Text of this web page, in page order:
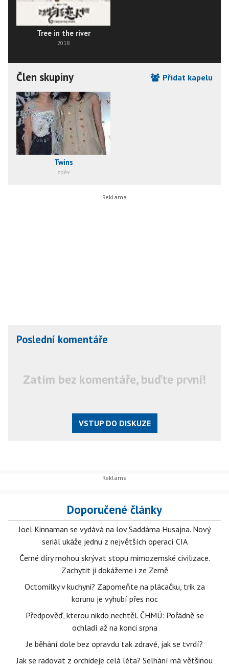
Tree in the river
2018
Člen skupiny Přidat kapelu
Twins
zpěv
Poslední komentáře
Zatím bez komentáře, buďte první!
VSTUP DO DISKUZE
Doporučené články
Joel Kinnaman se vydává na lov Saddáma Husajna. Nový
seriál ukáže jednu z největších operací CIA
Černé díry mohou skrývat stopu mimozemské civilizace.
Zachytit ji dokážeme i ze Země
Octomilky v kuchyni? Zapomeňte na plácačku, trik za
korunu je vyhubí přes noc
Předpověď, kterou nikdo nechtěl. ČHMÚ: Pořádně se
ochladí až na konci srpna
Je běhání dole bez opravdu tak zdravé, jak se tvrdí?
Jak se radovat z orchideje celá léta? Selhání má většinou